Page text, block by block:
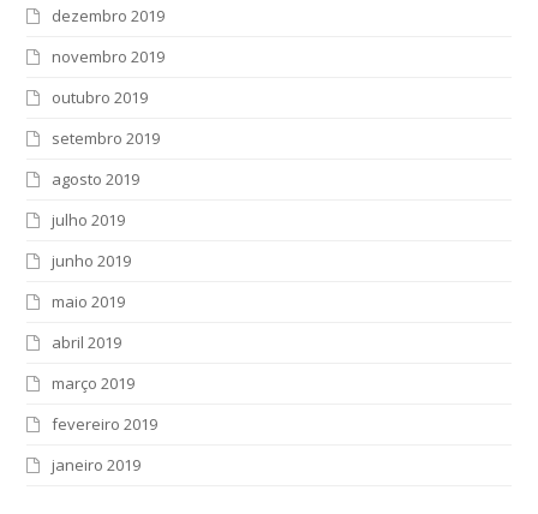
dezembro 2019
novembro 2019
outubro 2019
setembro 2019
agosto 2019
julho 2019
junho 2019
maio 2019
abril 2019
março 2019
fevereiro 2019
janeiro 2019